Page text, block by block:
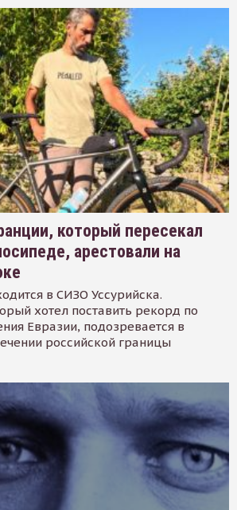
который пересекал
арестовали на
в СИЗО Уссурийска.
хотел поставить рекорд по
Евразии, подозревается в
российской границы